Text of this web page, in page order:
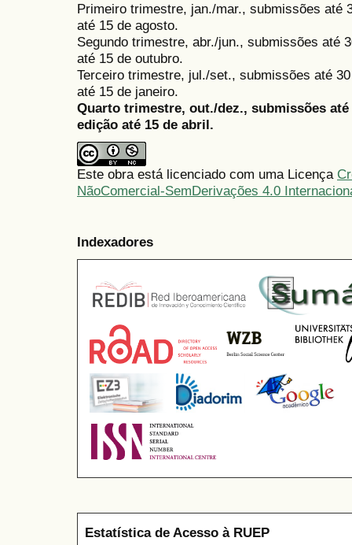
Primeiro trimestre, jan./mar., submissões até
até 15 de agosto.
Segundo trimestre, abr./jun., submissões até
até 15 de outubro.
Terceiro trimestre, jul./set., submissões até
até 15 de janeiro.
Quarto trimestre, out./dez., submissões
edição até 15 de abril.
Este obra está licenciado com uma Licença
NãoComercial-SemDerivações 4.0
Indexadores
Estatística de Acesso à RUEP